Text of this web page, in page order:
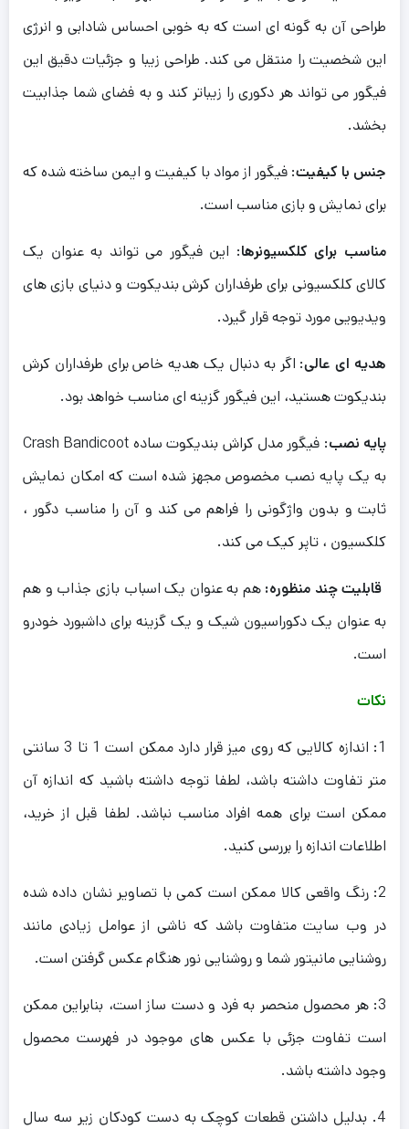
طراحی آن به گونه ای است که به خوبی احساس شادابی و انرژی
این شخصیت را منتقل می کند. طراحی زیبا و جزئیات دقیق این
فیگور می تواند هر دکوری را زیباتر کند و به فضای شما جذابیت
بخشد.
جنس با کیفیت: فیگور از مواد با کیفیت و ایمن ساخته شده که
برای نمایش و بازی مناسب است.
مناسب برای کلکسیونرها: این فیگور می تواند به عنوان یک
کالای کلکسیونی برای طرفداران کرش بندیکوت و دنیای بازی های
ویدیویی مورد توجه قرار گیرد.
هدیه ای عالی: اگر به دنبال یک هدیه خاص برای طرفداران کرش
بندیکوت هستید، این فیگور گزینه ای مناسب خواهد بود.
پایه نصب
: فیگور مدل کراش بندیکوت ساده Crash Bandicoot
به یک پایه نصب مخصوص مجهز شده است که امکان نمایش
ثابت و بدون واژگونی را فراهم می کند و آن را مناسب دگور ،
کلکسیون ، تاپر کیک می کند.
قابلیت چند منظوره: هم به عنوان یک اسباب بازی جذاب و هم
به عنوان یک دکوراسیون شیک و یک گزینه برای داشبورد خودرو
است.
نکات
1: اندازه کالایی که روی میز قرار دارد ممکن است 1 تا 3 سانتی
متر تفاوت داشته باشد، لطفا توجه داشته باشید که اندازه آن
ممکن است برای همه افراد مناسب نباشد. لطفا قبل از خرید،
اطلاعات اندازه را بررسی کنید.
2: رنگ واقعی کالا ممکن است کمی با تصاویر نشان داده شده
در وب سایت متفاوت باشد که ناشی از عوامل زیادی مانند
روشنایی مانیتور شما و روشنایی نور هنگام عکس گرفتن است.
3: هر محصول منحصر به فرد و دست ساز است، بنابراین ممکن
است تفاوت جزئی با عکس های موجود در فهرست محصول
وجود داشته باشد.
4. بدلیل داشتن قطعات کوچک به دست کودکان زیر سه سال